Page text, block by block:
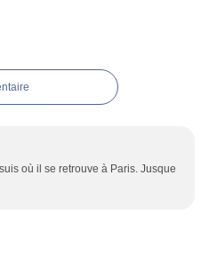
où il se retrouve à Paris. Jusque